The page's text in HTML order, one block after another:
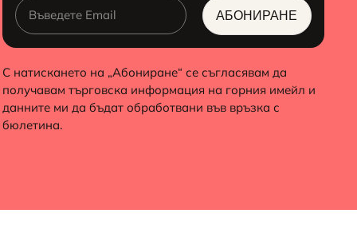
АБОНИРАНЕ
ALTERNATIVE:
С натискането на „Абониране“ се съгласявам да
получавам търговска информация на горния имейл и
данните ми да бъдат обработвани във връзка с
бюлетина.